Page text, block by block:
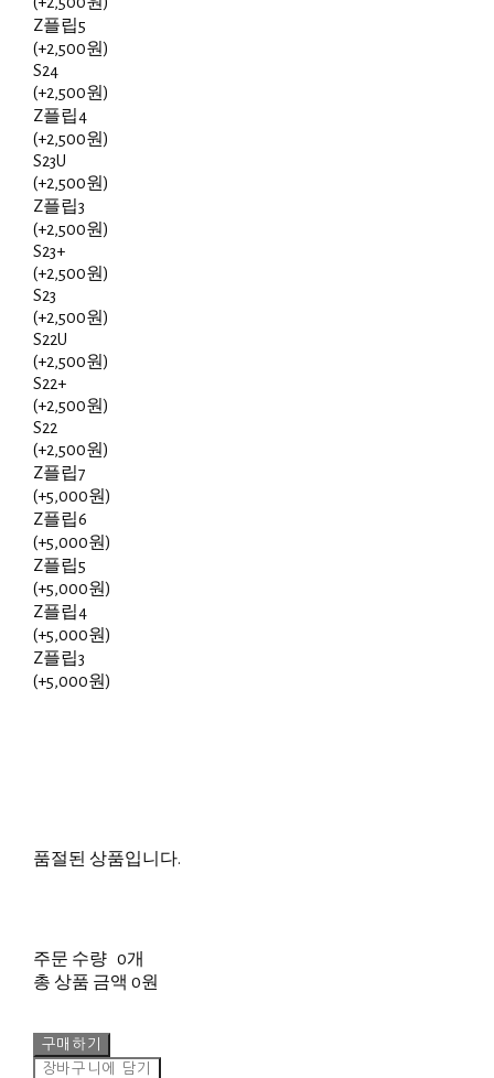
Z플립5
(+2,500원)
S24
(+2,500원)
Z플립4
(+2,500원)
S23U
(+2,500원)
Z플립3
(+2,500원)
S23+
(+2,500원)
S23
(+2,500원)
S22U
(+2,500원)
S22+
(+2,500원)
S22
(+2,500원)
Z플립7
(+5,000원)
Z플립6
(+5,000원)
Z플립5
(+5,000원)
Z플립4
(+5,000원)
Z플립3
(+5,000원)
품절된 상품입니다.
주문 수량 0개
총 상품 금액 0원
구매하기
장바구니에 담기